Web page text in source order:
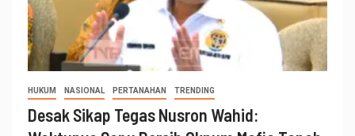
HUKUM NASIONAL PERTANAHAN TRENDING
Desak Sikap Tegas Nusron Wahid: